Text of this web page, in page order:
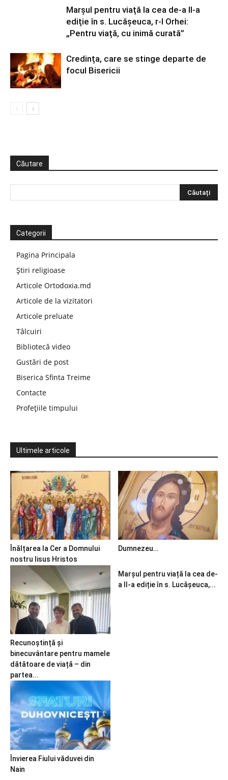
Marșul pentru viață la cea de-a II-a
ediție în s. Lucășeuca, r-l Orhei:
„Pentru viață, cu inimă curată”
Credința, care se stinge departe de
focul Bisericii
Căutare
Categorii
Pagina Principala
Știri religioase
Articole Ortodoxia.md
Articole de la vizitatori
Articole preluate
Tâlcuiri
Bibliotecă video
Gustări de post
Biserica Sfinta Treime
Contacte
Profețiile timpului
Ultimele articole
Înălțarea la Cer a Domnului
nostru Iisus Hristos
Dumnezeu…
Recunoștință și
binecuvântare pentru mamele
dătătoare de viață – din
partea...
Marșul pentru viață la cea de-
a II-a ediție în s. Lucășeuca,...
Învierea Fiului văduvei din
Nain